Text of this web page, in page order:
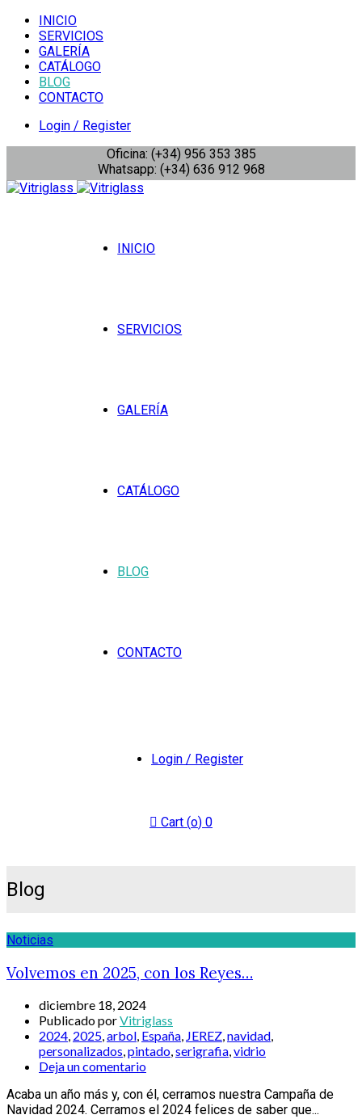
INICIO
SERVICIOS
GALERÍA
CATÁLOGO
BLOG
CONTACTO
Login / Register
Oficina: (+34) 956 353 385
Whatsapp: (+34) 636 912 968
INICIO
SERVICIOS
GALERÍA
CATÁLOGO
BLOG
CONTACTO
Login / Register
Cart (o) 0
Blog
Noticias
Volvemos en 2025, con los Reyes…
diciembre 18, 2024
Publicado porVitriglass
2024, 2025,arbol, España, JEREZ,navidad,
personalizados,pintado,serigrafia,vidrio
Deja un comentario
Acaba un año más y, con él, cerramos nuestra Campaña de
Navidad 2024. Cerramos el 2024 felices de saber que...